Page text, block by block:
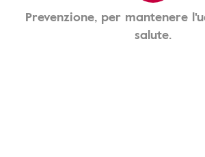
Prevenzione, per mantenere
salute.